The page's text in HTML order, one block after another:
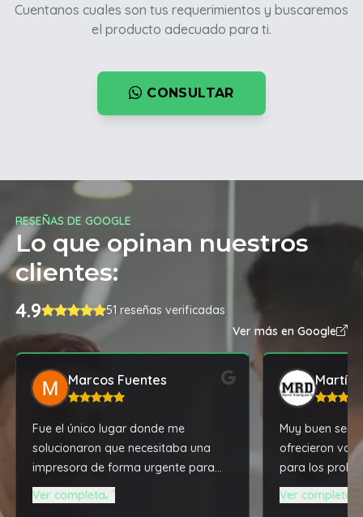
Cuentanos cuales son tus requerimientos y buscaremos
el producto adecuado para ti.
CONSULTAR
RESEÑAS DE GOOGLE
Lo que opinan nuestros
clientes:
4.9
51 reseñas verificadas
Ver más en Google
Marcos Fuentes
Fue el único lugar donde me
solucionaron que necesitaba una
impresora de forma urgente para
enviar al interior.y yo recibirla al día
siguiente . . El señor se tomó la
Ver completa
Martín
Muy buen
ofrecieron
para los
notebook,
Ver completa